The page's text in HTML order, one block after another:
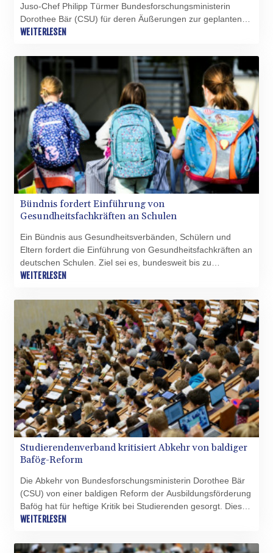
Juso-Chef Philipp Türmer Bundesforschungsministerin
Dorothee Bär (CSU) für deren Äußerungen zur geplanten
Bafög-Reform kritisiert. Er kenne "keine einzige Person" in
stehe, sagte Türmer am Montagmorgen im
Deutschlandfunk. Die Ministerin "redet hier Unsinn".
WEITERLESEN
Bündnis fordert Einführung von
Gesundheitsfachkräften an Schulen
Ein Bündnis aus Gesundheitsverbänden, Schülern und
Eltern fordert die Einführung von Gesundheitsfachkräften an
deutschen Schulen. Ziel sei es, bundesweit bis zu
zehntausend solcher Stellen zu schaffen, hieß es in einem
Memorandum vom Dachverband der
Betriebskrankenkassen (BKK), dem Deutschen Pflegerat,
der Bundesschülerkonferenz und dem Bundeselternrat.
WEITERLESEN
Studierendenverband kritisiert Abkehr von baldiger
Bafög-Reform
Die Abkehr von Bundesforschungsministerin Dorothee Bär
(CSU) von einer baldigen Reform der Ausbildungsförderung
Bafög hat für heftige Kritik bei Studierenden gesorgt. Dies
sei eine "Frechheit" gegenüber drei Millionen Studierenden
Studierendenverband Freier Zusammenschluss von
WEITERLESEN